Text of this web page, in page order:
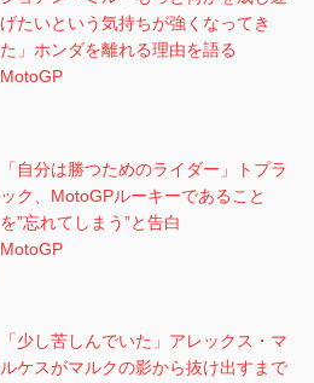
げたいという気持ちが強くなってき
た」ホンダを離れる理由を語る
MotoGP
「自分は勝つためのライダー」トプラ
ック、MotoGPルーキーであること
を”忘れてしまう”と告白
MotoGP
「少し苦しんでいた」アレックス・マ
ルケスがマルクの影から抜け出すまで